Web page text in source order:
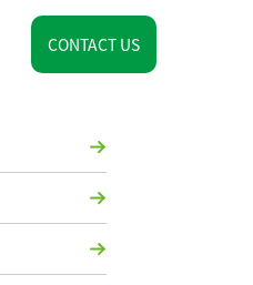
CONTACT US